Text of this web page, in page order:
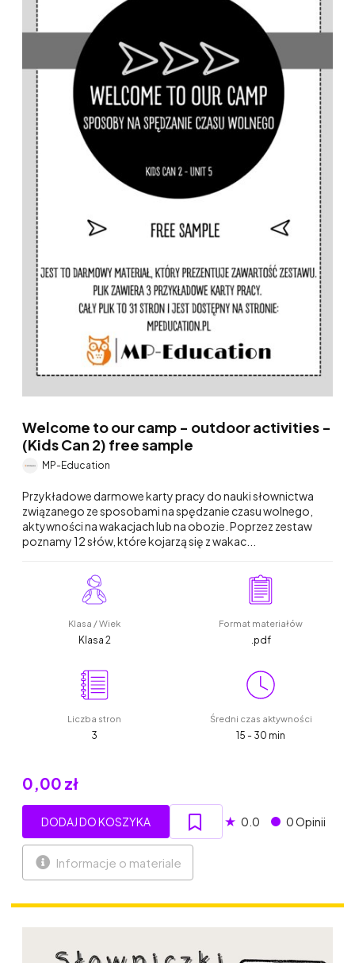
Welcome to our camp - outdoor activities -
(Kids Can 2) free sample
MP-Education
Przykładowe darmowe karty pracy do nauki słownictwa
związanego ze sposobami na spędzanie czasu wolnego,
aktywności na wakacjach lub na obozie. Poprzez zestaw
poznamy 12 słów, które kojarzą się z wakac...
Klasa / Wiek
Klasa 2
Format materiałów
.pdf
Liczba stron
3
Średni czas aktywności
15 - 30 min
0,00 zł
DODAJ DO KOSZYKA ★ 0.0 0 Opinii
Informacje o materiale